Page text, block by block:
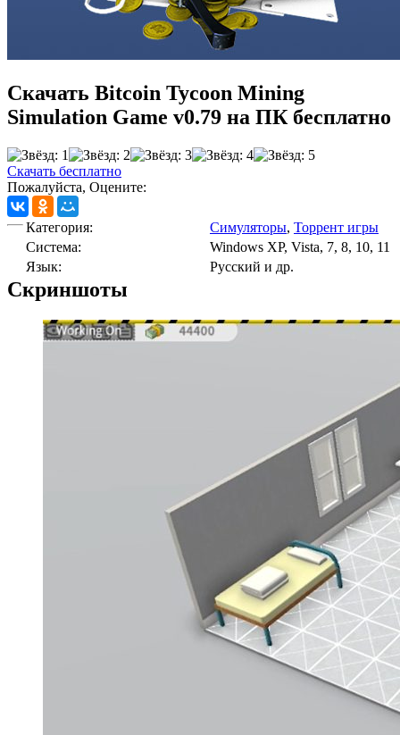
Скачать Bitcoin Tycoon Mining
Simulation Game v0.79 на ПК бесплатно
Скачать бесплатно
Пожалуйста, Оцените:
Категория: Симуляторы, Торрент игры
Cистема:
Windows XP, Vista, 7, 8, 10, 11
Язык:
Русский и др.
Скриншоты